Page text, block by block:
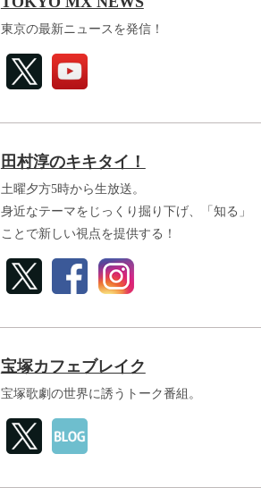
東京の最新ニュースを発信！
田村淳のキキタイ！
土曜夕方5時から生放送。
身近なテーマをじっくり掘り下げ、「知る」
ことで新しい視点を提供する！
宝塚カフェブレイク
宝塚歌劇の世界に誘うトーク番組。